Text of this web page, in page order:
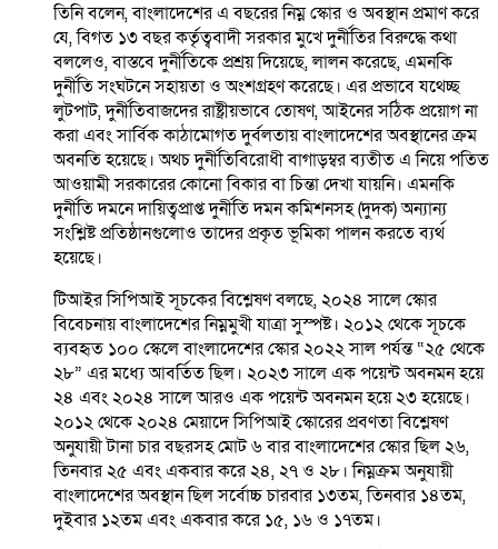
তিনি বলেন, বাংলাদেশের এ বছরের নিম্ন স্কোর ও অবস্থান প্রমাণ করে
যে, বিগত ১৩ বছর কর্তৃত্ববাদী সরকার মুখে দুর্নীতির বিরুদ্ধে কথা
বললেও, বাস্তবে দুর্নীতিকে প্রশ্রয় দিয়েছে, লালন করেছে, এমনকি
দুর্নীতি সংঘটনে সহায়তা ও অংশগ্রহণ করেছে। এর প্রভাবে যথেচ্ছ
লুটপাট, দুর্নীতিবাজদের রাষ্ট্রীয়ভাবে তোষণ, আইনের সঠিক প্রয়োগ না
করা এবং সার্বিক কাঠামোগত দুর্বলতায় বাংলাদেশের অবস্থানের ক্রম
অবনতি হয়েছে। অথচ দুর্নীতিবিরোধী বাগাড়ম্বর ব্যতীত এ নিয়ে পতিত
আওয়ামী সরকারের কোনো বিকার বা চিন্তা দেখা যায়নি। এমনকি
দুর্নীতি দমনে দায়িত্বপ্রাপ্ত দুর্নীতি দমন কমিশনসহ (দুদক) অন্যান্য
সংশ্লিষ্ট প্রতিষ্ঠানগুলোও তাদের প্রকৃত ভূমিকা পালন করতে ব্যর্থ
হয়েছে।
টিআইর সিপিআই সূচকের বিশ্লেষণ বলছে, ২০২৪ সালে স্কোর
বিবেচনায় বাংলাদেশের নিম্নমুখী যাত্রা সুস্পষ্ট। ২০১২ থেকে সূচকে
ব্যবহৃত ১০০ স্কেলে বাংলাদেশের স্কোর ২০২২ সাল পর্যন্ত “২৫ থেকে
২৮” এর মধ্যে আবর্তিত ছিল। ২০২৩ সালে এক পয়েন্ট অবনমন হয়ে
২৪ এবং ২০২৪ সালে আরও এক পয়েন্ট অবনমন হয়ে ২৩ হয়েছে।
২০১২ থেকে ২০২৪ মেয়াদে সিপিআই স্কোরের প্রবণতা বিশ্লেষণ
অনুযায়ী টানা চার বছরসহ মোট ৬ বার বাংলাদেশের স্কোর ছিল ২৬,
তিনবার ২৫ এবং একবার করে ২৪, ২৭ ও ২৮। নিম্নক্রম অনুযায়ী
বাংলাদেশের অবস্থান ছিল সর্বোচ্চ চারবার ১৩তম, তিনবার ১৪তম,
দুইবার ১২তম এবং একবার করে ১৫, ১৬ ও ১৭তম।